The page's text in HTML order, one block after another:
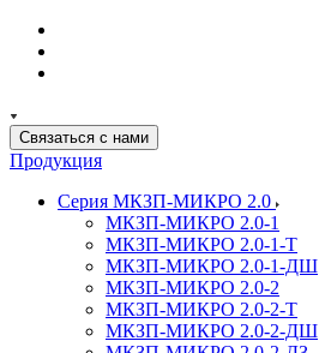
Связаться с нами
Продукция
Серия МКЗП-МИКРО 2.0
МКЗП-МИКРО 2.0-1
МКЗП-МИКРО 2.0-1-Т
МКЗП-МИКРО 2.0-1-ДШ
МКЗП-МИКРО 2.0-2
МКЗП-МИКРО 2.0-2-Т
МКЗП-МИКРО 2.0-2-ДШ